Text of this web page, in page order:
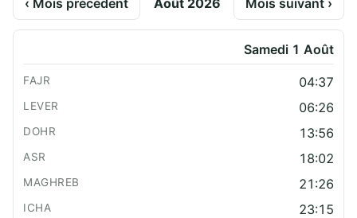
Samedi 1 Août
04:37
06:26
13:56
18:02
21:26
23:15